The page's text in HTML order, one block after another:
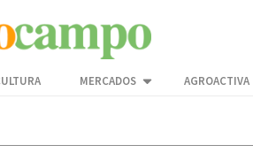
MERCADOS AGROACTIVA